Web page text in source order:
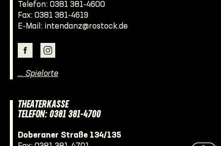
Telefon: 0381 381-4600
Fax: 0381 381-4619
E-Mail: intendanz@rostock.de
… Spielorte
THEATERKASSE
TELEFON: 0381 381-4700
Doberaner Straße 134/135